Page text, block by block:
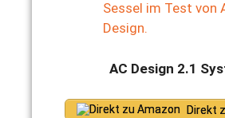
AC Design 2.1
Direkt